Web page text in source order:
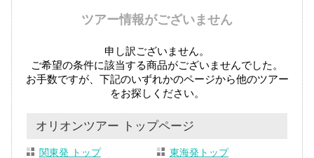
ツアー情報がございません
申し訳ございません。
ご希望の条件に該当する商品がございませんでした。
お手数ですが、下記のいずれかのページから他のツアー
をお探しください。
オリオンツアー トップページ
関東発 トップ 東海発トップ